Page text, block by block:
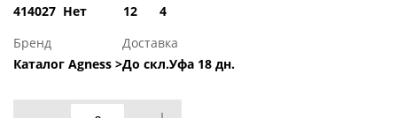
414027 Нет
12
4
Бренд
Каталог Agness >
Доставка
До скл.Уфа 18 дн.